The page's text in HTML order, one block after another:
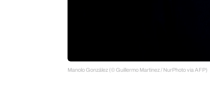
Manolo González (© Guillermo Martinez / NurPhoto via AFP)